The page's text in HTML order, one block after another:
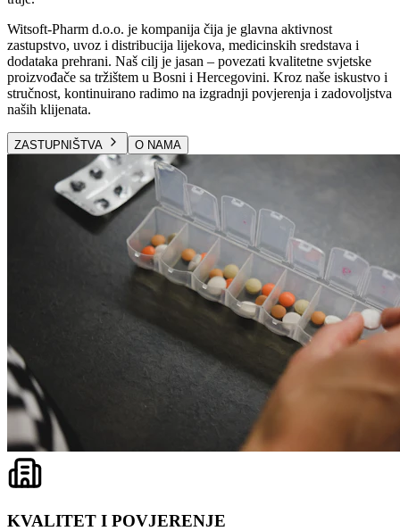
Witsoft-Pharm d.o.o. je kompanija čija je glavna aktivnost
zastupstvo, uvoz i distribucija lijekova, medicinskih sredstava i
dodataka prehrani. Naš cilj je jasan – povezati kvalitetne svjetske
proizvođače sa tržištem u Bosni i Hercegovini. Kroz naše iskustvo i
stručnost, kontinuirano radimo na izgradnji povjerenja i zadovoljstva
naših klijenata.
ZASTUPNIŠTVA O NAMA
KVALITET I POVJERENJE